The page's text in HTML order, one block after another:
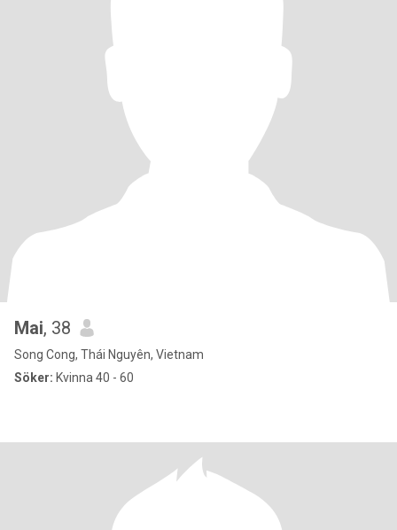
Mai, 38
Song Cong, Thái Nguyên, Vietnam
Söker: Kvinna 40 - 60